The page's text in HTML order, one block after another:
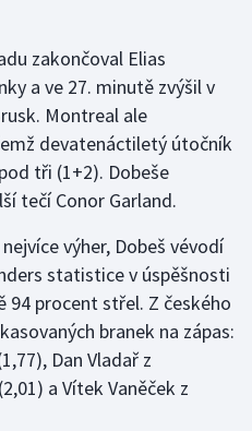
zakončoval Elias
a ve 27. minutě zvýšil v
Montreal ale
devatenáctiletý útočník
tři (1+2). Dobeše
tečí Conor Garland.
výher, Dobeš vévodí
statistice v úspěšnosti
94 procent střel. Z českého
branek na zápas:
Dan Vladař z
a Vítek Vaněček z